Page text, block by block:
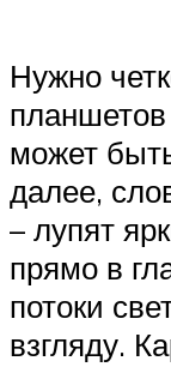
Нужно
может
далее,
– лупят
прямо в
потоки
взгляду.